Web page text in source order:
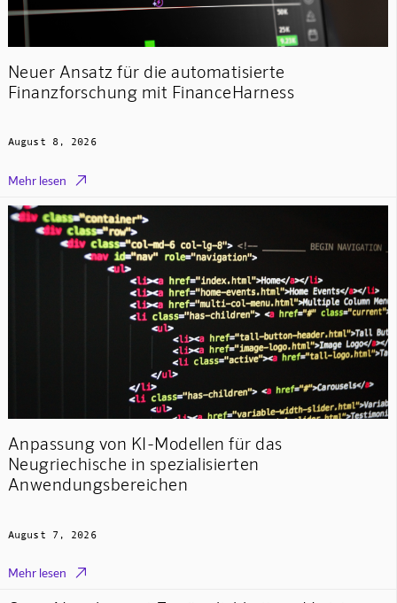
Neuer Ansatz für die automatisierte
Finanzforschung mit FinanceHarness
August 8, 2026
Mehr lesen 
Anpassung von KI-Modellen für das
Neugriechische in spezialisierten
Anwendungsbereichen
August 7, 2026
Mehr lesen 